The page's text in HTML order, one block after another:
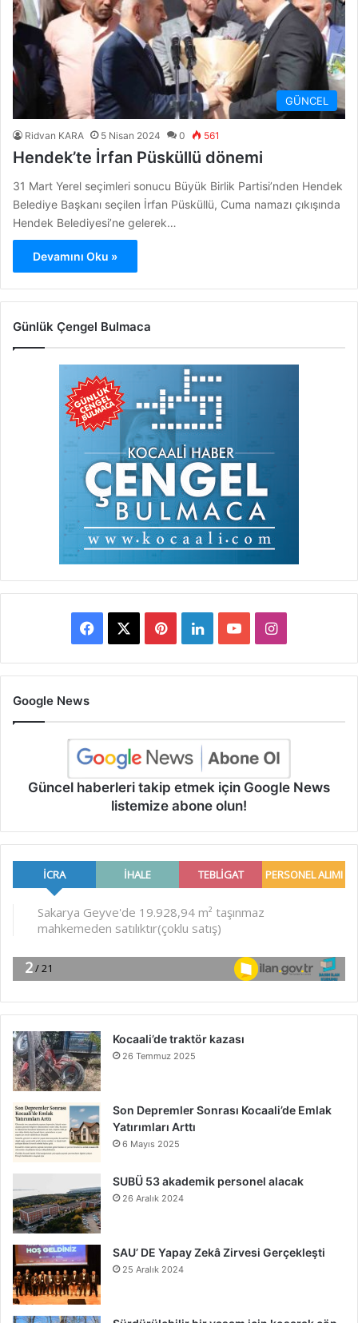
GÜNCEL
Ridvan KARA 5 Nisan 2024 0 561
Hendek’te İrfan Püsküllü dönemi
31 Mart Yerel seçimleri sonucu Büyük Birlik Partisi’nden Hendek
Belediye Başkanı seçilen İrfan Püsküllü, Cuma namazı çıkışında
Hendek Belediyesi’ne gelerek…
Devamını Oku »
Günlük Çengel Bulmaca
Facebook PinterestLinkedInYouTubeInstagram
Google News
Güncel haberleri takip etmek için Google News
listemize abone olun!
Kocaali’de traktör kazası
26 Temmuz 2025
Son Depremler Sonrası Kocaali’de Emlak
Yatırımları Arttı
6 Mayıs 2025
SUBÜ 53 akademik personel alacak
26 Aralık 2024
SAU’ DE Yapay Zekâ Zirvesi Gerçekleşti
25 Aralık 2024